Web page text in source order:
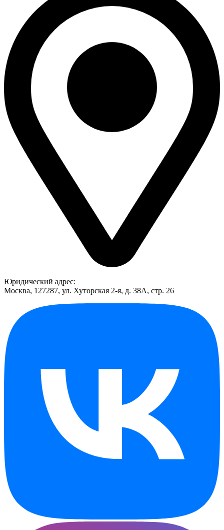
Юридический адрес:
Москва, 127287, ул. Хуторская 2-я, д. 38А, стр. 26